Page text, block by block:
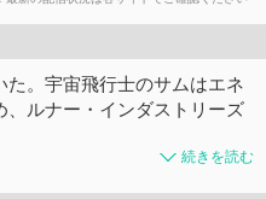
。宇宙飛行士のサムはエネ
、ルナー・インダストリーズ
続きを読む